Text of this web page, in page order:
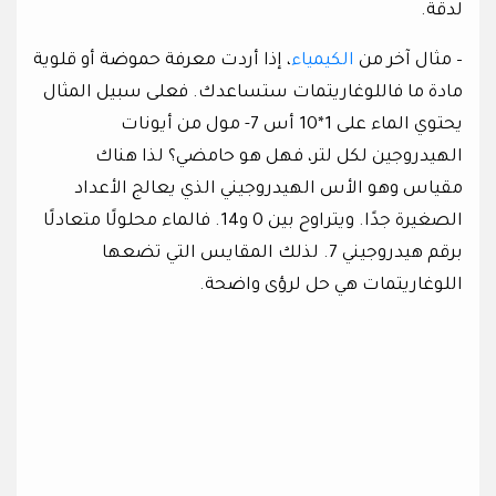
لدقة.
– مثال آخر من الكيمياء، إذا أردت معرفة حموضة أو قلوية
مادة ما فاللوغاريتمات ستساعدك. فعلى سبيل المثال
يحتوي الماء على 1*10 أس 7- مول من أيونات
الهيدروجين لكل لتر، فهل هو حامضي؟ لذا هناك
مقياس وهو الأس الهيدروجيني الذي يعالج الأعداد
الصغيرة جدًا. ويتراوح بين 0 و14. فالماء محلولًا متعادلًا
برقم هيدروجيني 7. لذلك المقايس التي تضعها
اللوغاريتمات هي حل لرؤى واضحة.